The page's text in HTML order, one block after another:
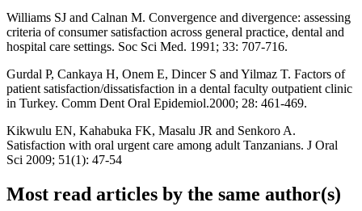
Williams SJ and Calnan M. Convergence and divergence: assessing
criteria of consumer satisfaction across general practice, dental and
hospital care settings. Soc Sci Med. 1991; 33: 707-716.
Gurdal P, Cankaya H, Onem E, Dincer S and Yilmaz T. Factors of
patient satisfaction/dissatisfaction in a dental faculty outpatient clinic
in Turkey. Comm Dent Oral Epidemiol.2000; 28: 461-469.
Kikwulu EN, Kahabuka FK, Masalu JR and Senkoro A.
Satisfaction with oral urgent care among adult Tanzanians. J Oral
Sci 2009; 51(1): 47-54
Most read articles by the same author(s)